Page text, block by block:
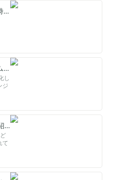
、
、
Blitz（前編）：自由度と即時更新性を担保したAggregation - PLAID engineer blog
Blitz（後編）：リアルタイムユーザー解析エンジンを実現する技術（強整合な解析） - PLAID engineer blog
し
ジ
ジ
Self Contained Systemsの紹介 | PLAID engineer blog
て
microservices.html
microservices.html]